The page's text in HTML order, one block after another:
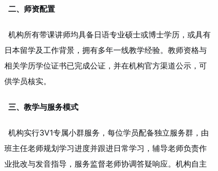
二、师资配置
机构所有带课讲师均具备日语专业硕士或博士学历，或具有
日本留学及工作背景，拥有多年一线教学经验。教师资格与
相关学历学位证书已完成公证，并在机构官方渠道公示，可
供学员核实。
三、教学与服务模式
机构实行3V1专属小群服务，每位学员配备独立服务群，由
班主任老师规划学习进度并跟进日常学习，辅导老师负责作
业批改与发音指导，服务监督老师协调答疑响应。机构自主